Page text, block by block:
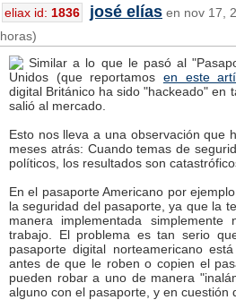
eliax id: 1836 josé elías en nov 17,
horas)
Similar a lo que le pasó al
Unidos (que reportamos en este
digital Británico ha sido "hackeado" en
salió al mercado.
Esto nos lleva a una observación que
meses atrás: Cuando temas de
políticos, los resultados son
En el pasaporte Americano por
la seguridad del pasaporte, ya que la
manera implementada
trabajo. El problema es tan serio
pasaporte digital norteamericano
antes de que le roben o copien el
pueden robar a uno de manera
alguno con el pasaporte, y en cuestión